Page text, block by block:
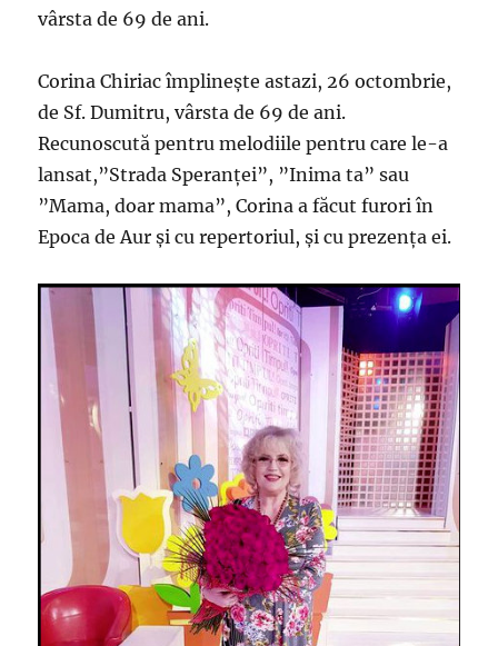
vârsta de 69 de ani.
Corina Chiriac împlineşte astazi, 26 octombrie,
de Sf. Dumitru, vârsta de 69 de ani.
Recunoscută pentru melodiile pentru care le-a
lansat,”Strada Speranței”, ”Inima ta” sau
”Mama, doar mama”, Corina a făcut furori în
Epoca de Aur şi cu repertoriul, şi cu prezenţa ei.